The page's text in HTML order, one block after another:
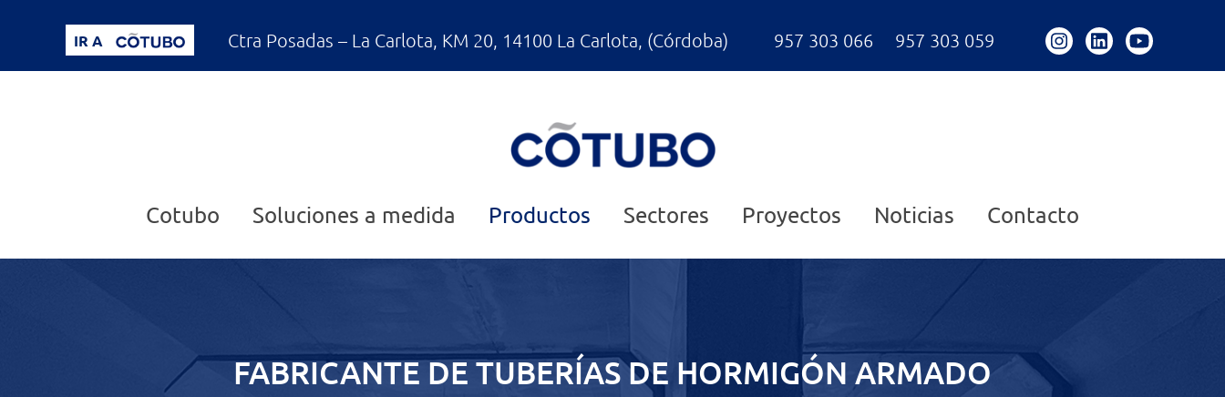
IR A Ctra Posadas – La Carlota, KM 20, 14100 La Carlota, (Córdoba) 957 303 066 957 303 059
Cotubo Soluciones a medida Productos Sectores Proyectos Noticias Contacto
FABRICANTE DE TUBERÍAS DE HORMIGÓN ARMADO